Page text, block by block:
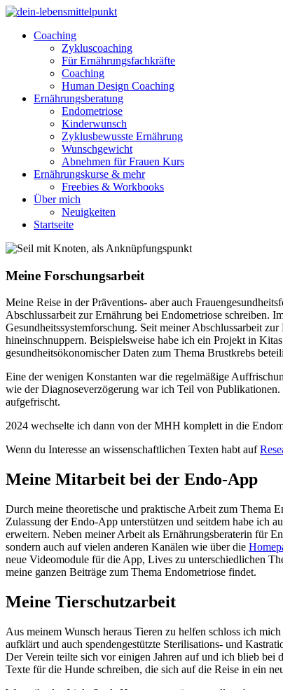
Coaching
Zykluscoaching
Für Ernährungsfachkräfte
Coaching
Human Design Coaching
Ernährungsberatung
Endometriose
Kinderwunsch
Zyklusbewusste Ernährung
Wunschgewicht
Abnehmen für Frauen Kurs
Ernährungskurse & mehr
Freebies & Workbooks
Über mich
Neuigkeiten
Startseite
Meine Forschungsarbeit
Meine Reise in der Präventions- aber auch
Abschlussarbeit zur Ernährung bei Endometriose schreiben.
Gesundheitssystemforschung. Seit meiner Abschlussarbeit
hineinschnuppern. Beispielsweise habe ich ein Projekt in
gesundheitsökonomischer Daten zum Thema Brustkrebs
Eine der wenigen Konstanten war die regelmäßige
wie der Diagnoseverzögerung war ich Teil von
aufgefrischt.
2024 wechselte ich dann von der MHH komplett in die
Wenn du Interesse an wissenschaftlichen Texten habt auf
Meine Mitarbeit bei der Endo-App
Durch meine theoretische und praktische Arbeit zum Thema
Zulassung der Endo-App unterstützen und seitdem habe ich
erweitern. Neben meiner Arbeit als Ernährungsberaterin für
sondern auch auf vielen anderen Kanälen wie über die
neue Videomodule für die App, Lives zu unterschiedlichen
meine ganzen Beiträge zum Thema Endometriose findet.
Meine Tierschutzarbeit
Aus meinem Wunsch heraus Tieren zu helfen schloss ich
aufklärt und auch spendengestützte Sterilisations- und
Der Verein teilte sich vor einigen Jahren auf und ich blieb bei
Texte für die Hunde schreiben, die sich auf die Reise in ein